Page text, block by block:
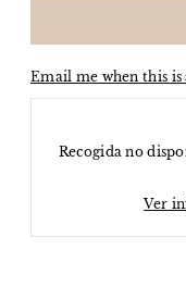
Email me when this is
Recogida no
Ver